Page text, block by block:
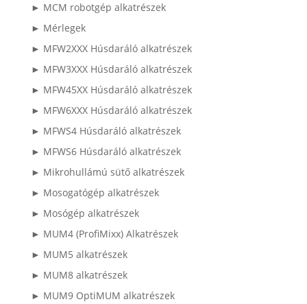
► MCM robotgép alkatrészek
► Mérlegek
► MFW2XXX Húsdaráló alkatrészek
► MFW3XXX Húsdaráló alkatrészek
► MFW45XX Húsdaráló alkatrészek
► MFW6XXX Húsdaráló alkatrészek
► MFWS4 Húsdaráló alkatrészek
► MFWS6 Húsdaráló alkatrészek
► Mikrohullámú sütő alkatrészek
► Mosogatógép alkatrészek
► Mosógép alkatrészek
► MUM4 (ProfiMixx) Alkatrészek
► MUM5 alkatrészek
► MUM8 alkatrészek
► MUM9 OptiMUM alkatrészek